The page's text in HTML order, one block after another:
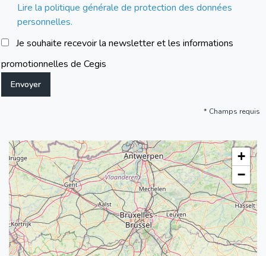
Champs requis
Lire la politique générale de protection des données
personnelles.
Je souhaite recevoir la newsletter et les informations
promotionnelles de Cegis
+
−